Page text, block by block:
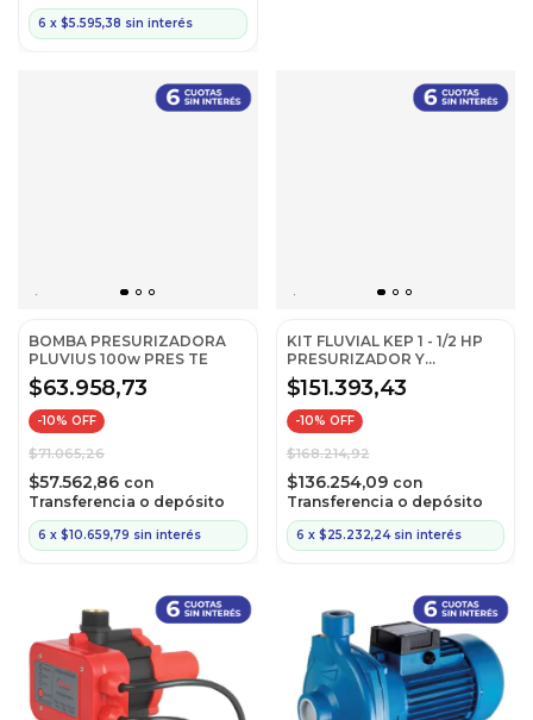
6 x $5.595,38 sin interés
BOMBA PRESURIZADORA
PLUVIUS 100w PRES TE
$63.958,73
-10% OFF
$71.065,26
$57.562,86 con
Transferencia o depósito
6 x $10.659,79 sin interés
KIT FLUVIAL KEP 1 - 1/2 HP
PRESURIZADOR Y
ELEVACIÓ
$151.393,43
-10% OFF
$168.214,92
$136.254,09 con
Transferencia o depósito
6 x $25.232,24 sin interés